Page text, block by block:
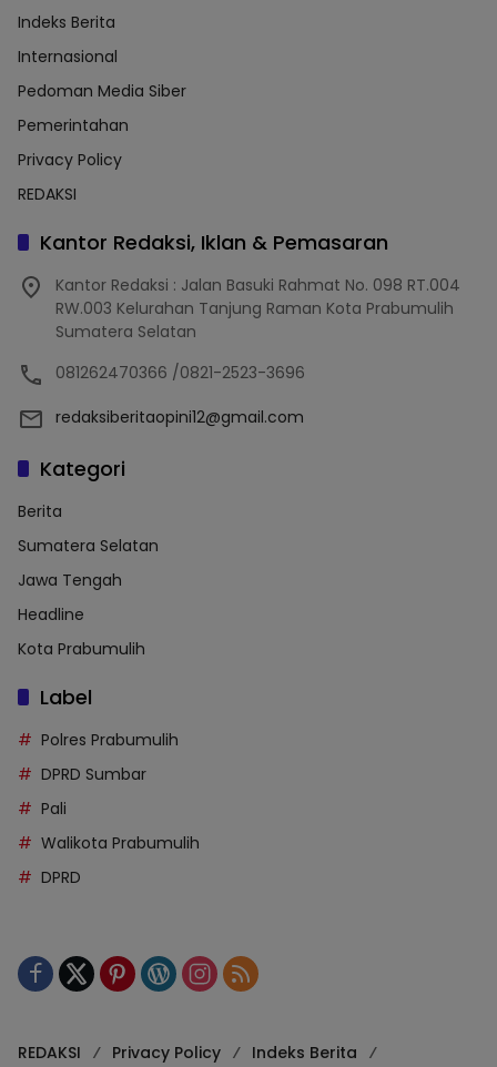
Indeks Berita
Internasional
Pedoman Media Siber
Pemerintahan
Privacy Policy
REDAKSI
Kantor Redaksi, Iklan & Pemasaran
Kantor Redaksi : Jalan Basuki Rahmat No. 098 RT.004
RW.003 Kelurahan Tanjung Raman Kota Prabumulih
Sumatera Selatan
081262470366 /0821-2523-3696
redaksiberitaopini12@gmail.com
Kategori
Berita
Sumatera Selatan
Jawa Tengah
Headline
Kota Prabumulih
Label
Polres Prabumulih
DPRD Sumbar
Pali
Walikota Prabumulih
DPRD
REDAKSI Privacy Policy Indeks Berita